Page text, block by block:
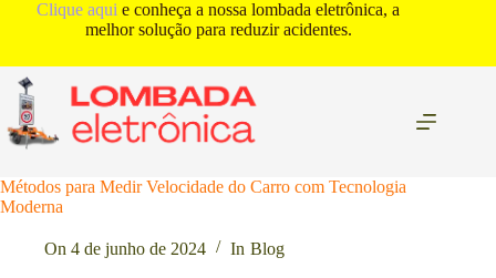
conteúdo
Clique aqui e conheça a nossa lombada eletrônica, a
melhor solução para reduzir acidentes.
Métodos para Medir Velocidade do Carro com Tecnologia
Moderna
On 4 de junho de 2024 In Blog